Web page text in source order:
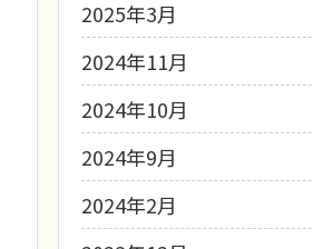
2025年3月
2024年11月
2024年10月
2024年9月
2024年2月